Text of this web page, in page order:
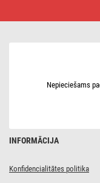
INFORMĀCIJA
Konfidencialitātes politika
Nepieciešams